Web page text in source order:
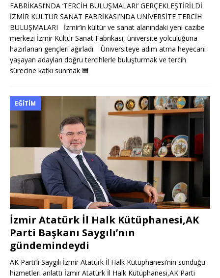
FABRİKASI’NDA ‘TERCİH BULUŞMALARI’ GERÇEKLEŞTİRİLDİ
İZMİR KÜLTÜR SANAT FABRİKASI’NDA ÜNİVERSİTE TERCİH
BULUŞMALARI İzmir’in kültür ve sanat alanındaki yeni cazibe
merkezi İzmir Kültür Sanat Fabrikası, üniversite yolculuğuna
hazırlanan gençleri ağırladı. Üniversiteye adım atma heyecanı
yaşayan adayları doğru tercihlerle buluşturmak ve tercih
sürecine katkı sunmak 🟦
EĞITIM
İzmir Atatürk İl Halk Kütüphanesi,AK
Parti Başkanı Saygılı’nın
gündemindeydi
AK Parti’li Saygılı İzmir Atatürk İl Halk Kütüphanesi’nin sunduğu
hizmetleri anlattı İzmir Atatürk İl Halk Kütüphanesi,AK Parti